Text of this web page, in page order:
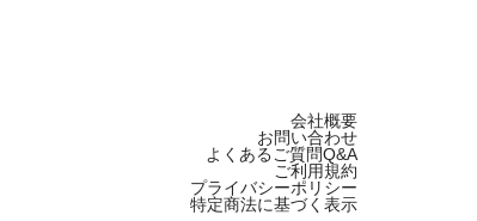
会社概要
お問い合わせ
よくあるご質問Q&A
ご利用規約
プライバシーポリシー
特定商法に基づく表示